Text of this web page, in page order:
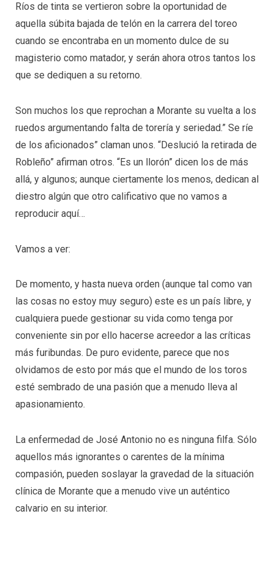
Ríos de tinta se vertieron sobre la oportunidad de
aquella súbita bajada de telón en la carrera del toreo
cuando se encontraba en un momento dulce de su
magisterio como matador, y serán ahora otros tantos los
que se dediquen a su retorno.
Son muchos los que reprochan a Morante su vuelta a los
ruedos argumentando falta de torería y seriedad.” Se ríe
de los aficionados” claman unos. “Deslució la retirada de
Robleño” afirman otros. “Es un llorón” dicen los de más
allá, y algunos; aunque ciertamente los menos, dedican al
diestro algún que otro calificativo que no vamos a
reproducir aquí…
Vamos a ver:
De momento, y hasta nueva orden (aunque tal como van
las cosas no estoy muy seguro) este es un país libre, y
cualquiera puede gestionar su vida como tenga por
conveniente sin por ello hacerse acreedor a las críticas
más furibundas. De puro evidente, parece que nos
olvidamos de esto por más que el mundo de los toros
esté sembrado de una pasión que a menudo lleva al
apasionamiento.
La enfermedad de José Antonio no es ninguna filfa. Sólo
aquellos más ignorantes o carentes de la mínima
compasión, pueden soslayar la gravedad de la situación
clínica de Morante que a menudo vive un auténtico
calvario en su interior.